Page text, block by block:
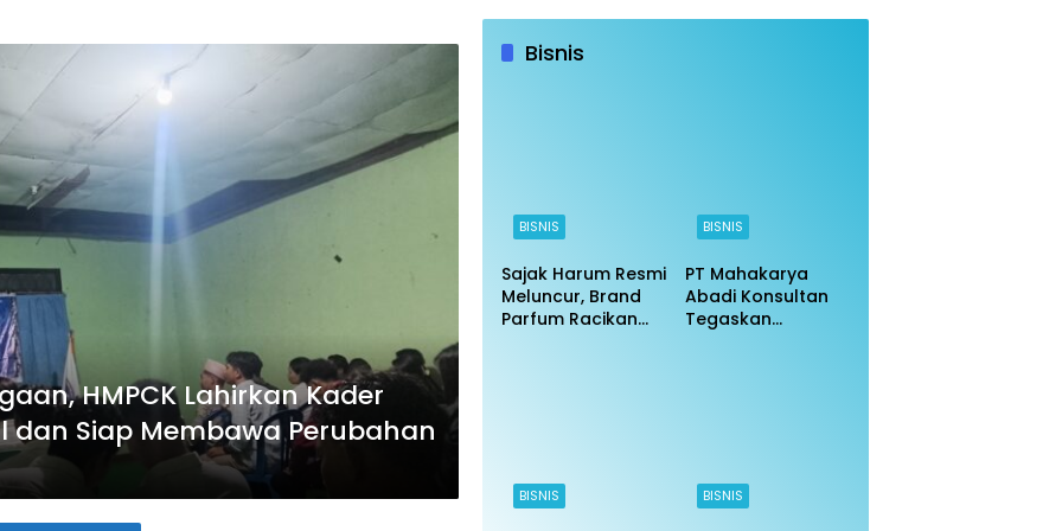
HMPCK Lahirkan Kader
dan Siap Membawa Perubahan
Bisnis
BISNIS
Sajak Harum Resmi
Meluncur, Brand
Parfum Racikan
BISNIS
PT Mahakarya
Abadi Konsultan
Tegaskan
BISNIS BISNIS